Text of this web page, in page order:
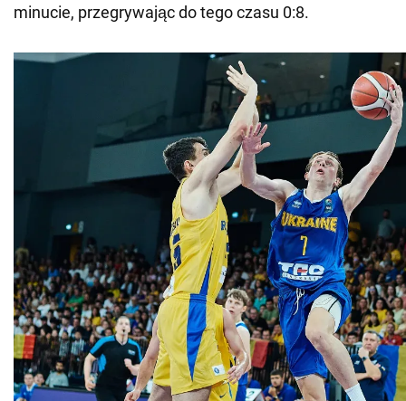
minucie, przegrywając do tego czasu 0:8.